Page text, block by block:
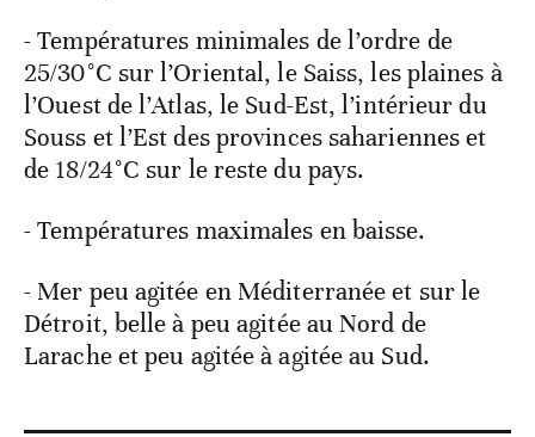
- Températures minimales de l’ordre de
25/30°C sur l’Oriental, le Saiss, les plaines à
l’Ouest de l’Atlas, le Sud-Est, l’intérieur du
Souss et l’Est des provinces sahariennes et
de 18/24°C sur le reste du pays.
- Températures maximales en baisse.
- Mer peu agitée en Méditerranée et sur le
Détroit, belle à peu agitée au Nord de
Larache et peu agitée à agitée au Sud.